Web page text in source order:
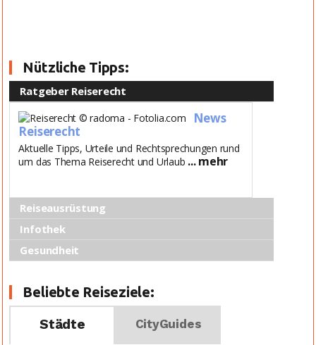
Nützliche Tipps:
Ratgeber Reiserecht
News
Reiserecht
Aktuelle Tipps, Urteile und Rechtsprechungen rund
um das Thema Reiserecht und Urlaub ... mehr
Reiseausrüstung
Infothek
Gesundheit
Beliebte Reiseziele:
Städte
CityGuides